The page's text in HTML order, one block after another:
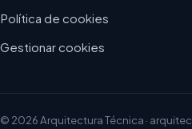
Política de cookies
Gestionar cookies
© 2026 Arquitectura Técnica ·